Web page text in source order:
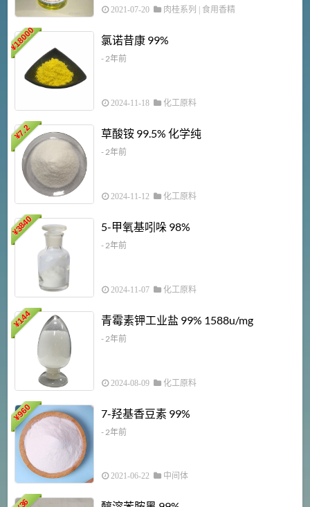
2021-07-20 肉桂系列 | 食用香精
¥
18000 氯诺昔康 99%
- 2年前
2024-11-18 化工原料
¥
7.2 草酸铵 99.5% 化学纯
- 2年前
2024-11-12 化工原料
¥
3840 5-甲氧基吲哚 98%
- 2年前
2024-11-07 化工原料
¥
144 青霉素钾工业盐 99% 1588u/mg
- 2年前
2024-08-09 化工原料
¥
960 7-羟基香豆素 99%
- 2年前
2021-06-22 中间体
36